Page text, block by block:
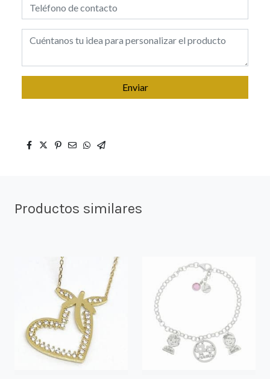
Enviar
Productos similares